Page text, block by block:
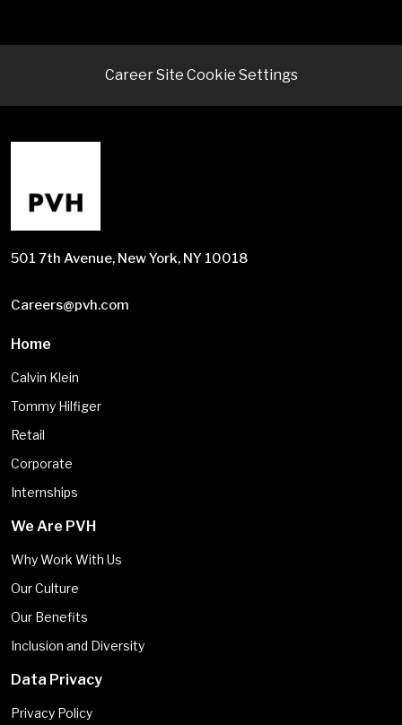
Career Site Cookie Settings
501 7th Avenue, New York, NY 10018
Careers@pvh.com
Home
Calvin Klein
Tommy Hilfiger
Retail
Corporate
Internships
We Are PVH
Why Work With Us
Our Culture
Our Benefits
Inclusion and Diversity
Data Privacy
Privacy Policy